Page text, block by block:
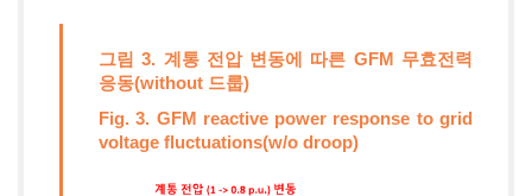
그림 3. 계통 전압 변동에 따른 GFM 무효전력
응동(without 드룹)
Fig. 3. GFM reactive power response to grid
voltage fluctuations(w/o droop)